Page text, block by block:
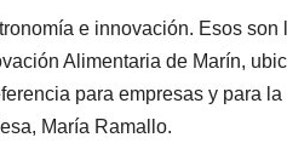
e innovación. Esos
Alimentaria de Marín,
para empresas y para
María Ramallo.